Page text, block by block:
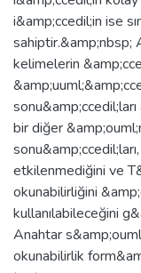
i&amp;ccedil;in ise
sahiptir.&amp;nbsp;
kelimelerin
sonu&amp;ccedil;ları
bir diğer
etkilenmediğini ve
okunabilirliğini
kullanılabileceğini
Anahtar
okunabilirlik